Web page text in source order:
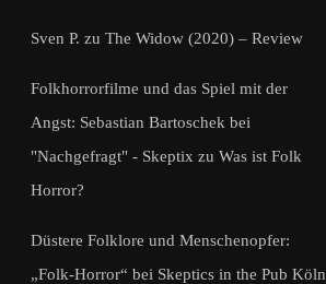
Sven P. zu The Widow (2020) – Review
Folkhorrorfilme und das Spiel mit der
Angst: Sebastian Bartoschek bei
"Nachgefragt" - Skeptix zu Was ist Folk
Horror?
Düstere Folklore und Menschenopfer:
„Folk-Horror“ bei Skeptics in the Pub Köln